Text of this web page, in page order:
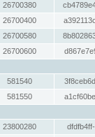
26700380
26700400
26700580
26700600
581540
581550
23800280